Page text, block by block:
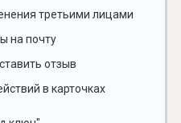
третьими лицами
на почту
отзыв
в карточках